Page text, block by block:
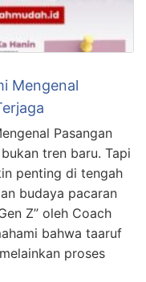
Mengenal
Pasangan
tren baru. Tapi
penting di tengah
budaya pacaran
Z” oleh Coach
bahwa taaruf
proses